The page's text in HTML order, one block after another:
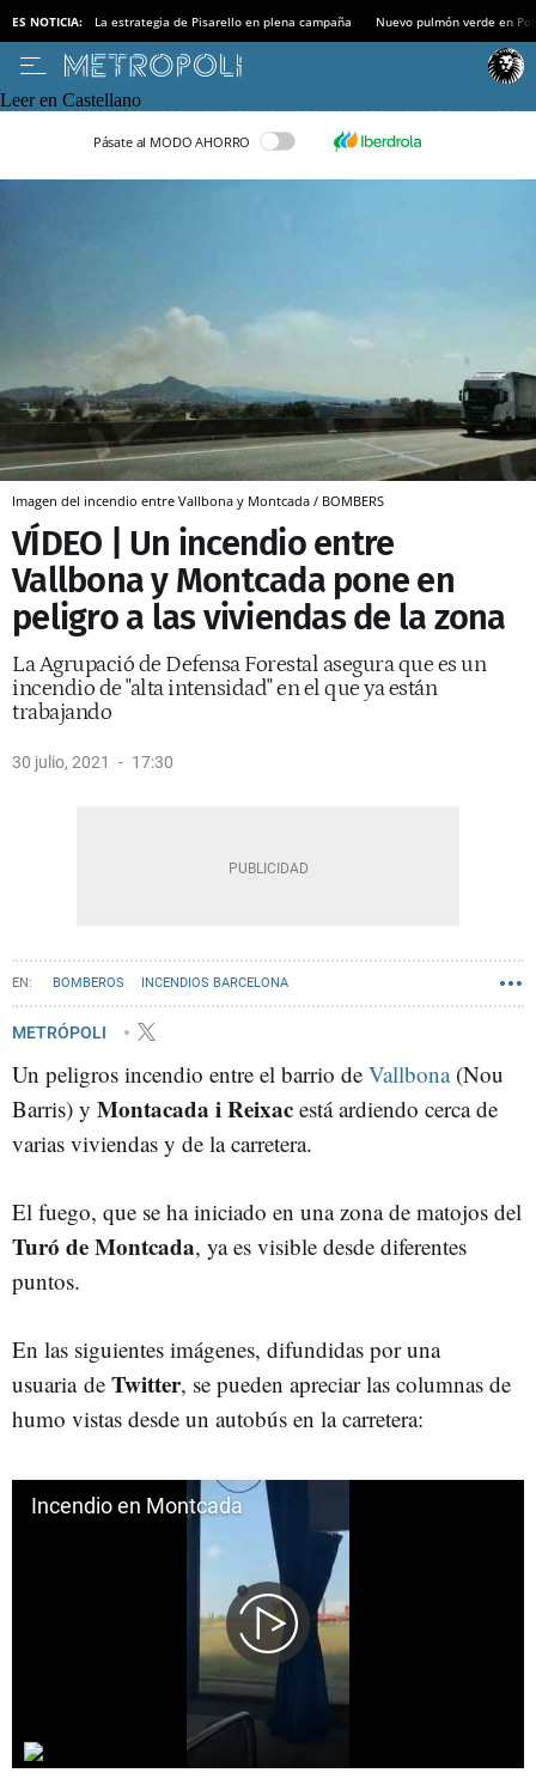
ES NOTICIA: La estrategia de Pisarello en plena campaña Nuevo pulmón verde en
Leer en Castellano
Pásate al MODO AHORRO
Imagen del incendio entre Vallbona y Montcada / BOMBERS
VÍDEO | Un incendio entre
Vallbona y Montcada pone en
peligro a las viviendas de la zona
La Agrupació de Defensa Forestal asegura que es un
incendio de "alta intensidad" en el que ya están
trabajando
30 julio, 2021 17:30
BOMBEROS INCENDIOS BARCELONA
METRÓPOLI
Un peligros incendio entre el barrio de Vallbona(Nou
Barris) y Montacada i Reixac está ardiendo cerca de
varias viviendas y de la carretera.
El fuego, que se ha iniciado en una zona de matojos del
Turó de Montcada, ya es visible desde diferentes
puntos.
En las siguientes imágenes, difundidas por una
usuaria de Twitter, se pueden apreciar las columnas de
humo vistas desde un autobús en la carretera: